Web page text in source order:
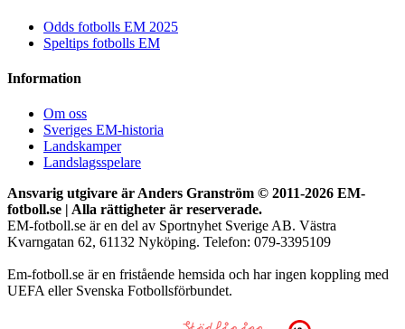
Odds fotbolls EM 2025
Speltips fotbolls EM
Information
Om oss
Sveriges EM-historia
Landskamper
Landslagsspelare
Ansvarig utgivare är Anders Granström © 2011-2026 EM-
fotboll.se | Alla rättigheter är reserverade.
EM-fotboll.se är en del av Sportnyhet Sverige AB. Västra
Kvarngatan 62, 61132 Nyköping. Telefon: 079-3395109
Em-fotboll.se är en fristående hemsida och har ingen koppling med
UEFA eller Svenska Fotbollsförbundet.